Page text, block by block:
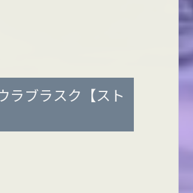
ラブラスク【スト